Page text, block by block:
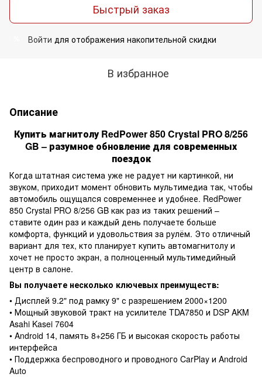
Быстрый заказ
Войти для отображения накопительной скидки
В избранное
Описание
Купить магнитолу RedPower 850 Crystal PRO 8/256
GB – разумное обновление для современных
поездок
Когда штатная система уже не радует ни картинкой, ни
звуком, приходит момент обновить мультимедиа так, чтобы
автомобиль ощущался современнее и удобнее. RedPower
850 Crystal PRO 8/256 GB как раз из таких решений –
ставите один раз и каждый день получаете больше
комфорта, функций и удовольствия за рулём. Это отличный
вариант для тех, кто планирует купить автомагнитолу и
хочет не просто экран, а полноценный мультимедийный
центр в салоне.
Вы получаете несколько ключевых преимуществ:
• Дисплей 9.2" под рамку 9" с разрешением 2000×1200
• Мощный звуковой тракт на усилителе TDA7850 и DSP AKM
Asahi Kasei 7604
• Android 14, память 8+256 ГБ и высокая скорость работы
интерфейса
• Поддержка беспроводного и проводного CarPlay и Android
Auto